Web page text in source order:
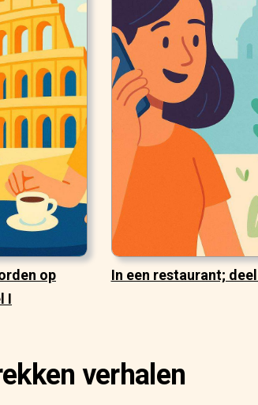
op
I
In een restaurant;
verhalen